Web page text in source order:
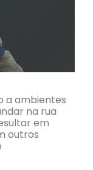
a ambientes
na rua
em
outros